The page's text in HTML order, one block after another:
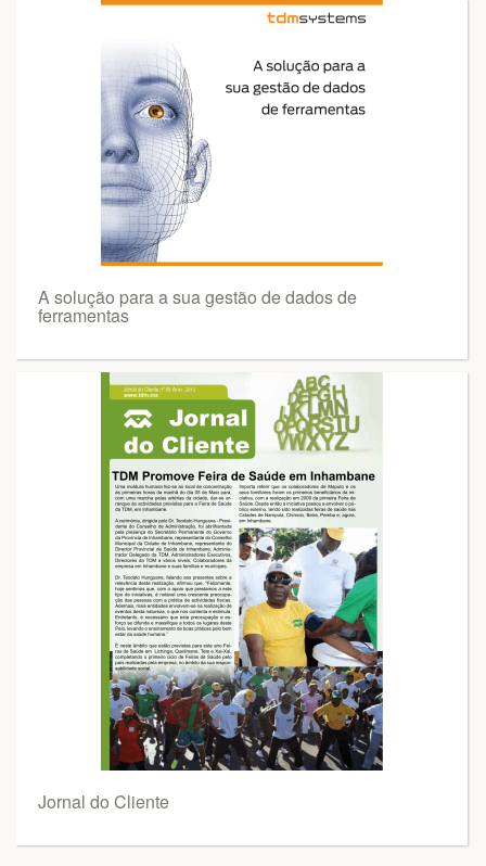
A solução para a sua gestão de dados de
ferramentas
Jornal do Cliente